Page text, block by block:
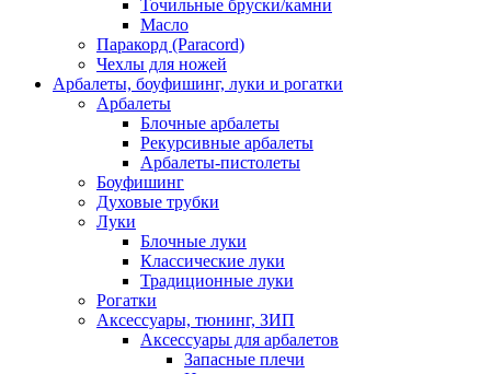
Точильные бруски/камни
Масло
Паракорд (Paracord)
Чехлы для ножей
Арбалеты, боуфишинг, луки и рогатки
Арбалеты
Блочные арбалеты
Рекурсивные арбалеты
Арбалеты-пистолеты
Боуфишинг
Духовые трубки
Луки
Блочные луки
Классические луки
Традиционные луки
Рогатки
Аксессуары, тюнинг, ЗИП
Аксессуары для арбалетов
Запасные плечи